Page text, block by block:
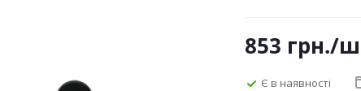
853 грн./
Є в наявності